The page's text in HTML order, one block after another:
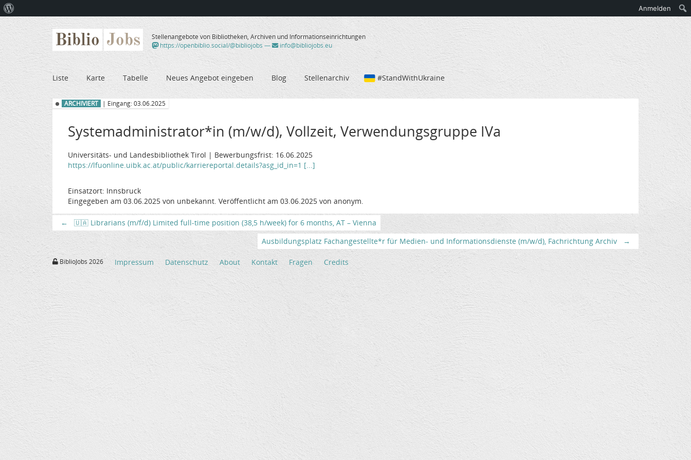
Biblio Jobs
Stellenangebote von Bibliotheken, Archiven und Informationseinrichtungen
https://openbiblio.social/@bibliojobs — info@bibliojobs.eu
Liste Karte Tabelle Neues Angebot eingeben Blog Stellenarchiv #StandWithUkraine
ARCHIVIERT | Eingang: 03.06.2025
Systemadministrator*in (m/w/d), Vollzeit, Verwendungsgruppe IVa
Universitäts- und Landesbibliothek Tirol | Bewerbungsfrist: 16.06.2025
https://lfuonline.uibk.ac.at/public/karriereportal.details?asg_id_in=1 [...]
Einsatzort: Innsbruck
Eingegeben am 03.06.2025 von unbekannt. Veröffentlicht am 03.06.2025 von anonym.
←
🇺🇦 Librarians (m/f/d) Limited full-time position (38,5 h/week) for 6 months, AT – Vienna
Ausbildungsplatz Fachangestellte*r für Medien- und Informationsdienste (m/w/d), Fachrichtung Archiv
→
BiblioJobs 2026 Impressum Datenschutz About Kontakt Fragen Credits
WordPress
Anmelden